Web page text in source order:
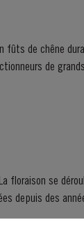
de chêne
floraison se
semaines début août qui